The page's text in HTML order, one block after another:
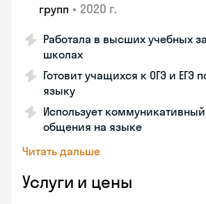
групп • 2020 г.
Работала в высших учебных
школах
Готовит учащихся к ОГЭ и ЕГЭ
языку
Использует
общения на языке
Читать дальше
Услуги и цены